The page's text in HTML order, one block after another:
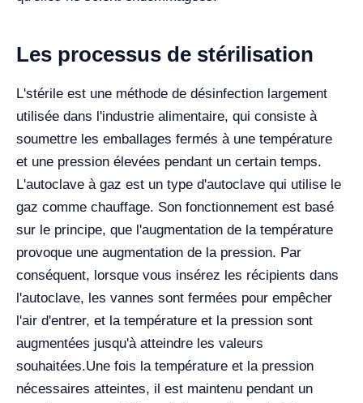
Les processus de stérilisation
L'stérile est une méthode de désinfection largement
utilisée dans l'industrie alimentaire, qui consiste à
soumettre les emballages fermés à une température
et une pression élevées pendant un certain temps.
L'autoclave à gaz est un type d'autoclave qui utilise le
gaz comme chauffage. Son fonctionnement est basé
sur le principe, que l'augmentation de la température
provoque une augmentation de la pression. Par
conséquent, lorsque vous insérez les récipients dans
l'autoclave, les vannes sont fermées pour empêcher
l'air d'entrer, et la température et la pression sont
augmentées jusqu'à atteindre les valeurs
souhaitées.Une fois la température et la pression
nécessaires atteintes, il est maintenu pendant un